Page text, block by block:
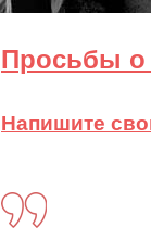
Просьбы
Напишите